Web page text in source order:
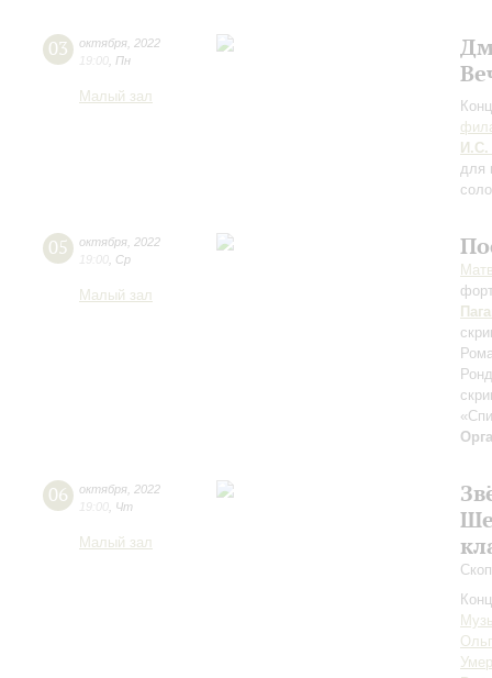
03 октября 2022
19:00 Пн
Малый зал
И.С.
для
соло
05 октября 2022
19:00 Ср
Малый зал
06 октября 2022
19:00 Чт
Малый зал